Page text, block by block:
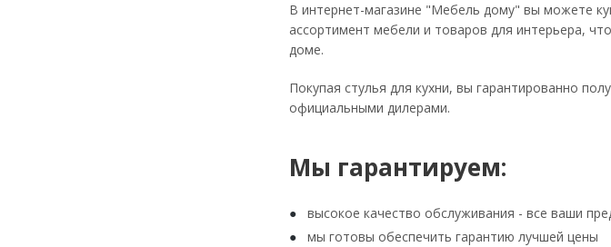
В интернет-магазине "Мебель дому" вы можете
ассортимент мебели и товаров для интерьера,
доме.
Покупая стулья для кухни, вы гарантированно
официальными дилерами.
Мы гарантируем:
высокое качество обслуживания - все ваши
мы готовы обеспечить гарантию лучшей цены